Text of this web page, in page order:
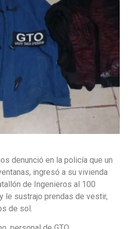
denunció en la policía que un
ingresó a su vivienda
de Ingenieros al 100
le sustrajo prendas de vestir,
de sol.